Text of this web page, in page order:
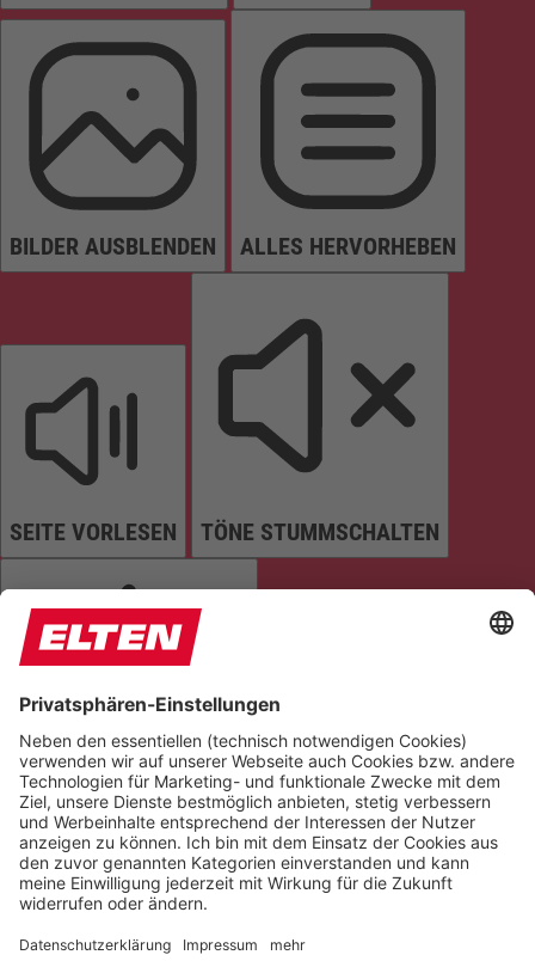
BILDER AUSBLENDEN ALLES HERVORHEBEN
SEITE VORLESEN TÖNE STUMMSCHALTEN
ANIMATIONEN STOPPEN
Einstellungen zurücksetzen